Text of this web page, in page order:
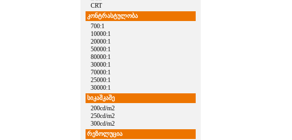
CRT
კონტრასტულობა
700:1
10000:1
20000:1
50000:1
80000:1
30000:1
70000:1
25000:1
30000:1
სიკაშკაშე
200cd/m2
250cd/m2
300cd/m2
რეზოლუცია